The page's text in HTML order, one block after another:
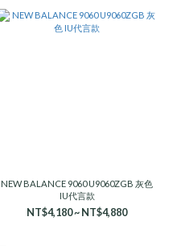
NEW BALANCE 9060 U9060ZGB 灰色
IU代言款
NT$4,180 ~ NT$4,880